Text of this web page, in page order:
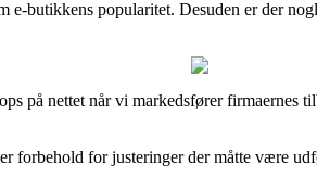
butikkens popularitet. Desuden er der
på nettet når vi markedsfører
for justeringer der måtte være